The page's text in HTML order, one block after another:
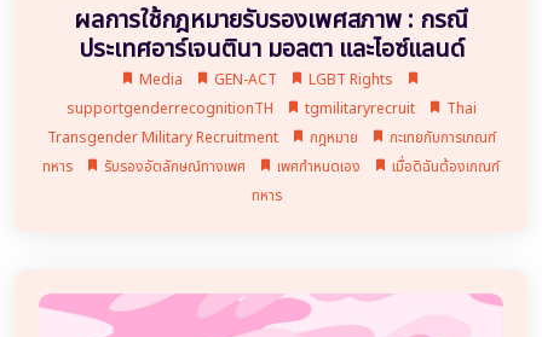
ผลการใช้กฎหมายรับรองเพศสภาพ : กรณี
ประเทศอาร์เจนตินา มอลตา และไอซ์แลนด์
Media GEN-ACT
LGBT Rights
supportgenderrecognitionTH
tgmilitaryrecruit
Thai
Transgender Military Recruitment
กฎหมาย
กะเทยกับการเกณฑ์
ทหาร
รับรองอัตลักษณ์ทางเพศ เพศกำหนดเอง
เมื่อดิฉันต้องเกณฑ์
ทหาร